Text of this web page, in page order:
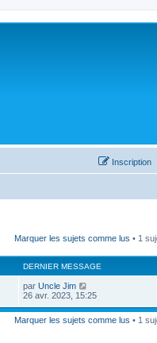
Inscription
Marquer les sujets comme lus • 1
DERNIER MESSAGE
par Uncle Jim
26 avr. 2023, 15:25
Marquer les sujets comme lus • 1